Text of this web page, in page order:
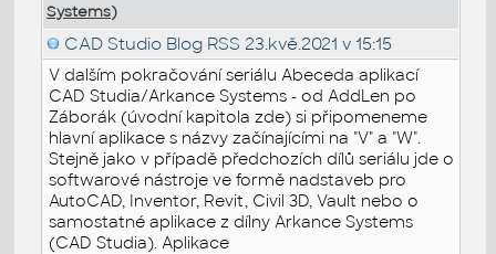
Systems)
CAD Studio Blog RSS 23.kvě.2021 v 15:15
V dalším pokračování seriálu Abeceda aplikací
CAD Studia/Arkance Systems - od AddLen po
Záborák (úvodní kapitola zde) si připomeneme
hlavní aplikace s názvy začínajícími na "V" a "W".
Stejně jako v případě předchozích dílů seriálu jde o
softwarové nástroje ve formě nadstaveb pro
AutoCAD, Inventor, Revit, Civil 3D, Vault nebo o
samostatné aplikace z dílny Arkance Systems
(CAD Studia). Aplikace